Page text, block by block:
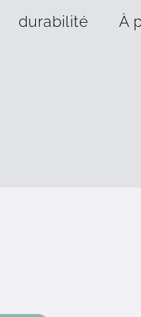
durabilité À